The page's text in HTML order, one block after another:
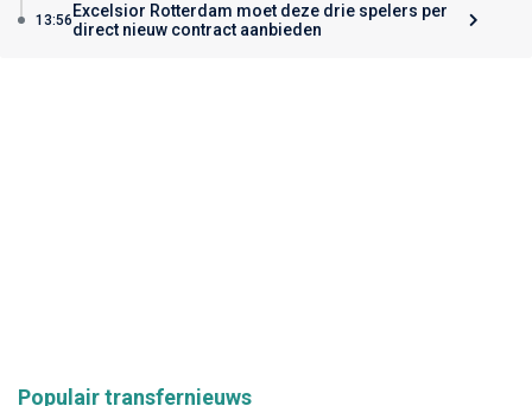
13:56 Excelsior Rotterdam moet deze drie spelers per
direct nieuw contract aanbieden
Populair transfernieuws